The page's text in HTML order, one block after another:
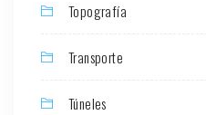
Topografía
Transporte
Túneles